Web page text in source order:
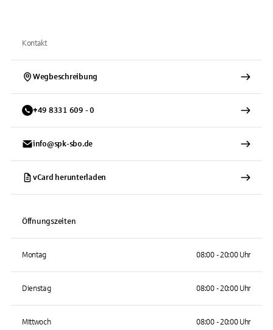
Kontakt
Wegbeschreibung
+49 8331 609 - 0
info@spk-sbo.de
vCard herunterladen
Öffnungszeiten
Montag 08:00 - 20:00 Uhr
Dienstag 08:00 - 20:00 Uhr
Mittwoch 08:00 - 20:00 Uhr